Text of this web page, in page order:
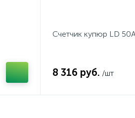
Счетчик купюр LD
8 316 руб. /шт